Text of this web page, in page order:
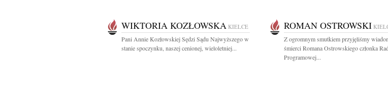
WIKTORIA KOZŁOWSKA KIELCE
Pani Annie Kozłowskiej Sędzi Sądu Najwyższego w
stanie spoczynku, naszej cenionej, wieloletniej...
ROMAN OSTROWSKI
Z ogromnym smutkiem przyjęliśmy
śmierci Romana Ostrowskiego członka
Programowej...